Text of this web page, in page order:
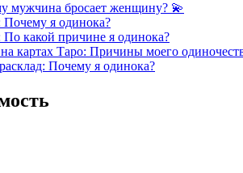
мужчина бросает женщину? 💫
Почему я одинока?
По какой причине я одинока?
картах Таро: Причины моего
Почему я одинока?